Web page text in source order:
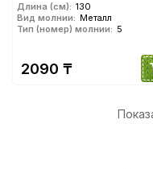
Длина (см): 130
Вид молнии: Металл
Тип (номер) молнии: 5
2090 ₸